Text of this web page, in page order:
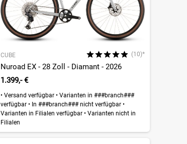
CUBE (10)*
Nuroad EX - 28 Zoll - Diamant - 2026
1.399,- €
•Versand verfügbar •Varianten in ###branch###
verfügbar •In ###branch### nicht verfügbar •
Varianten in Filialen verfügbar •Varianten nicht in
Filialen